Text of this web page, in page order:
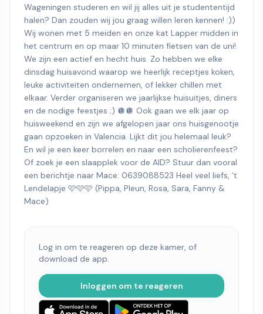
Wageningen studeren en wil jij alles uit je studententijd
halen? Dan zouden wij jou graag willen leren kennen! :))
Wij wonen met 5 meiden en onze kat Lapper midden in
het centrum en op maar 10 minuten fietsen van de uni!
We zijn een actief en hecht huis. Zo hebben we elke
dinsdag huisavond waarop we heerlijk receptjes koken,
leuke activiteiten ondernemen, of lekker chillen met
elkaar. Verder organiseren we jaarlijkse huisuitjes, diners
en de nodige feestjes ;) 🪩🪩 Ook gaan we elk jaar op
huisweekend en zijn we afgelopen jaar ons huisgenootje
gaan opzoeken in Valencia. Lijkt dit jou helemaal leuk?
En wil je een keer borrelen en naar een scholierenfeest?
Of zoek je een slaapplek voor de AID? Stuur dan vooral
een berichtje naar Mace: 0639088523 Heel veel liefs, ‘t
Lendelapje 🩷🩷🩷 (Pippa, Pleun, Rosa, Sara, Fanny &
Mace)
Log in om te reageren op deze kamer, of
download de app.
Inloggen om te reageren